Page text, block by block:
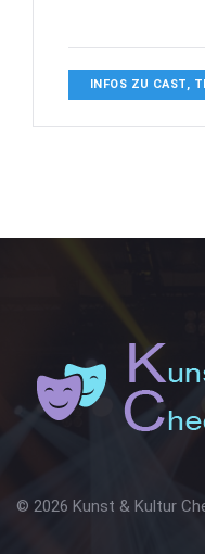
INFOS ZU CAST,
© 2026 Kunst & Kultur